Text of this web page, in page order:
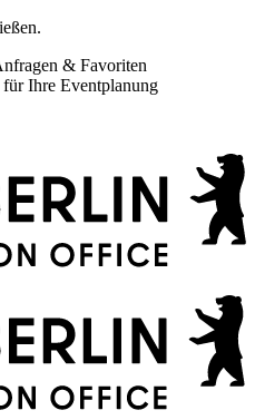
& Favoriten
Ihre Eventplanung